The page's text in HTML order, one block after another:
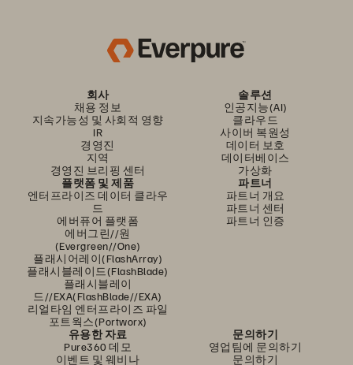
회사
채용 정보
지속가능성 및 사회적 영향
IR
경영진
지역
경영진 브리핑 센터
솔루션
인공지능(AI)
클라우드
사이버 복원성
데이터 보호
데이터베이스
가상화
플랫폼 및 제품
엔터프라이즈 데이터 클라우
드
에버퓨어 플랫폼
에버그린//원
(Evergreen//One)
플래시어레이(FlashArray)
플래시블레이드(FlashBlade)
플래시블레이
드//EXA(FlashBlade//EXA)
리얼타임 엔터프라이즈 파일
포트웍스(Portworx)
파트너
파트너 개요
파트너 센터
파트너 인증
유용한 자료
Pure360 데모
이벤트 및 웨비나
문의하기
영업팀에 문의하기
문의하기